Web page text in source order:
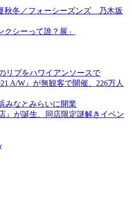
夏秋冬／フォーシーズンズ 乃木坂
クシーって誰？展」
リブをハワイアンソースで
A/W』が無観客で開催、226万人
みなとみらいに開業
』が誕生、同店限定謎解きイベン